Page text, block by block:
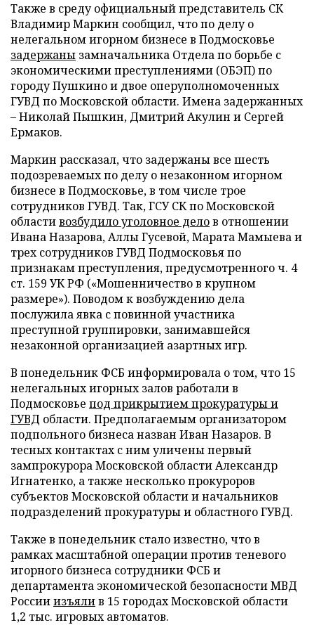
Также в среду официальный представитель СК
Владимир Маркин сообщил, что по делу о
нелегальном игорном бизнесе в Подмосковье
задержаны замначальника Отдела по борьбе с
экономическими преступлениями (ОБЭП) по
городу Пушкино и двое оперуполномоченных
ГУВД по Московской области. Имена задержанных
– Николай Пышкин, Дмитрий Акулин и Сергей
Ермаков.
Маркин рассказал, что задержаны все шесть
подозреваемых по делу о незаконном игорном
бизнесе в Подмосковье, в том числе трое
сотрудников ГУВД. Так, ГСУ СК по Московской
областивозбудило уголовное делов отношении
Ивана Назарова, Аллы Гусевой, Марата Мамыева и
трех сотрудников ГУВД Подмосковья по
признакам преступления, предусмотренного ч. 4
ст. 159 УК РФ («Мошенничество в крупном
размере»). Поводом к возбуждению дела
послужила явка с повинной участника
преступной группировки, занимавшейся
незаконной организацией азартных игр.
В понедельник ФСБ информировала о том, что 15
нелегальных игорных залов работали в
Подмосковье под прикрытием прокуратуры и
ГУВД области. Предполагаемым организатором
подпольного бизнеса назван Иван Назаров. В
тесных контактах с ним уличены первый
зампрокурора Московской области Александр
Игнатенко, а также несколько прокуроров
субъектов Московской области и начальников
подразделений прокуратуры и областного ГУВД.
Также в понедельник стало известно, что в
рамках масштабной операции против теневого
игорного бизнеса сотрудники ФСБ и
департамента экономической безопасности МВД
Россииизъялив 15 городах Московской области
1,2 тыс. игровых автоматов.